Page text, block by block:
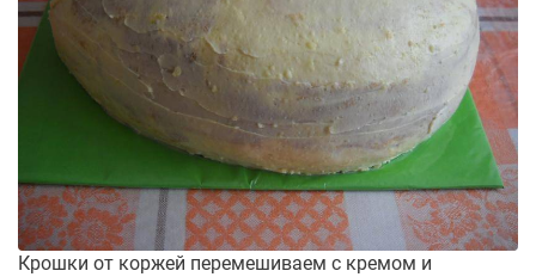
Крошки от коржей перемешиваем с кремом и